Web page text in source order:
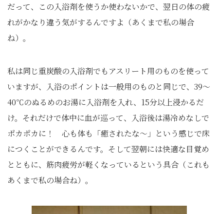
だって、この入浴剤を使うか使わないかで、翌日の体の疲
れがかなり違う気がするんですよ（あくまで私の場合
ね）。
私は同じ重炭酸の入浴剤でもアスリート用のものを使って
いますが、入浴のポイントは一般用のものと同じで、39～
40℃のぬるめのお湯に入浴剤を入れ、15分以上浸かるだ
け。それだけで体中に血が巡って、入浴後は湯冷めなしで
ポカポカに！ 心も体も「癒されたな～」という感じで床
につくことができるんです。そして翌朝には快適な目覚め
とともに、筋肉疲労が軽くなっているという具合（これも
あくまで私の場合ね）。